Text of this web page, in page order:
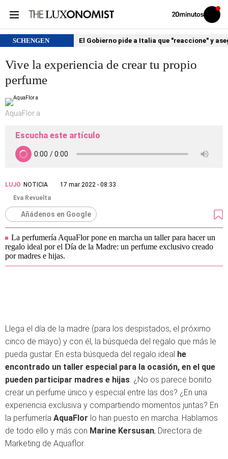
Volver
Iniciar
sesión
SCHENGEN El Gobierno pide a Italia que "reaccione" y
Vive la experiencia de crear tu propio
perfume
AquaFlor a
Escucha este artículo
LUJO NOTICIA
17 mar 2022 - 08:33
Eva Revuelta
Añádenos en Google
La perfumería AquaFlor pone en marcha un taller para hacer un
regalo ideal por el Día de la Madre: un perfume exclusivo creado
por madres e hijas.
Llega el día de la madre (para los despistados, el próximo
cinco de mayo) y con él, la búsqueda del regalo que más le
pueda gustar. En esta búsqueda del regalo ideal he
encontrado un taller especial para la ocasión, en el que
pueden participar madres e hijas. ¿No os parece bonito
crear un perfume único y especial entre las dos? ¿En una
experiencia exclusiva y compartiendo momentos juntas? En
la perfumería AquaFlor lo han puesto en marcha. Hablamos
de todo ello y más con Marine Kersusan, Directora de
Marketing de Aquaflor.